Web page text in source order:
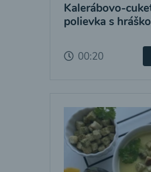
Kalerábovo-
polievka s
00:20